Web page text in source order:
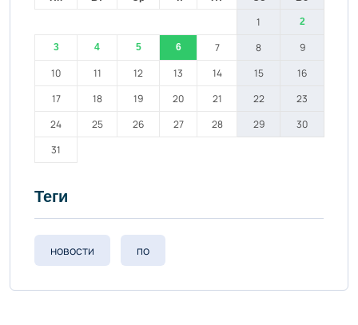
1 2
3 4 5 6 7 8
9
10
11 12 13 14 15
16
17
18 19 20 21 22
23
24
25 26 27 28 29
30
31
Теги
новости по